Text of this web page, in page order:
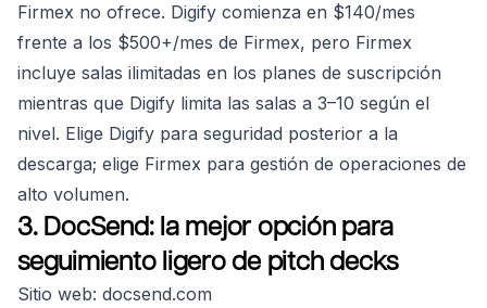
Firmex no ofrece. Digify comienza en $140/mes
frente a los $500+/mes de Firmex, pero Firmex
incluye salas ilimitadas en los planes de suscripción
mientras que Digify limita las salas a 3–10 según el
nivel. Elige Digify para seguridad posterior a la
descarga; elige Firmex para gestión de operaciones de
alto volumen.
3. DocSend: la mejor opción para
seguimiento ligero de pitch decks
Sitio web: docsend.com